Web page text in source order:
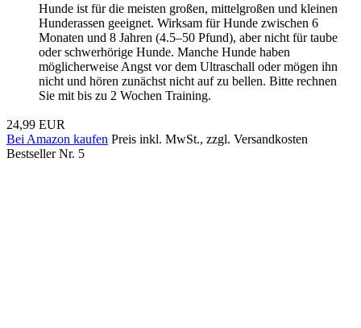
Hunde ist für die meisten großen, mittelgroßen und kleinen
Hunderassen geeignet. Wirksam für Hunde zwischen 6
Monaten und 8 Jahren (4.5–50 Pfund), aber nicht für taube
oder schwerhörige Hunde. Manche Hunde haben
möglicherweise Angst vor dem Ultraschall oder mögen ihn
nicht und hören zunächst nicht auf zu bellen. Bitte rechnen
Sie mit bis zu 2 Wochen Training.
24,99 EUR
Bei Amazon kaufen Preis inkl. MwSt., zzgl. Versandkosten
Bestseller Nr. 5